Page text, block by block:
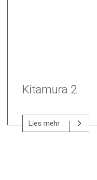
Kitamura 2
Lies mehr